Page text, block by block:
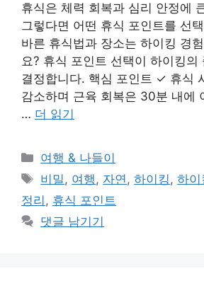
휴식은 체력 회복과 심리 안정에
그렇다면 어떤 휴식 포인트를 선
바른 휴식법과 장소는 하이킹 경
요? 휴식 포인트 선택이 하이킹의
결정합니다. 핵심 포인트 ✓ 휴식
감소하며 근육 회복은 30분 내에
… 더 읽기
카
테
리
여행 & 나들이
태
그
비밀, 여행, 자연,하이킹,하이
정리 , 휴식 포인트
댓글 남기기